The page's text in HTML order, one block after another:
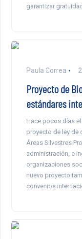
garantizar
Paula Correa
Proyecto de
estándares
Hace pocos días
proyecto de ley de
Áreas Silvestres
administración, e
organizaciones
nuevo proyecto
convenios